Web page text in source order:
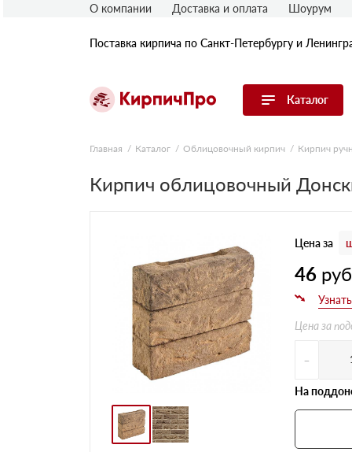
Поставка кирпича по Санкт-Петербургу и
Каталог
Перейти в каталог
Строительный (рядовой) кирпич
Фасадная плитка, камень, декор
Печной кирпич
Брусчатка и мощение
Кладочные смеси
О компании Доставка и оплата Шоурум
Главная Каталог Облицовочный кирпич Кирпич
Кирпич облицовочный
Цена за
46 руб
Цена за
-
На